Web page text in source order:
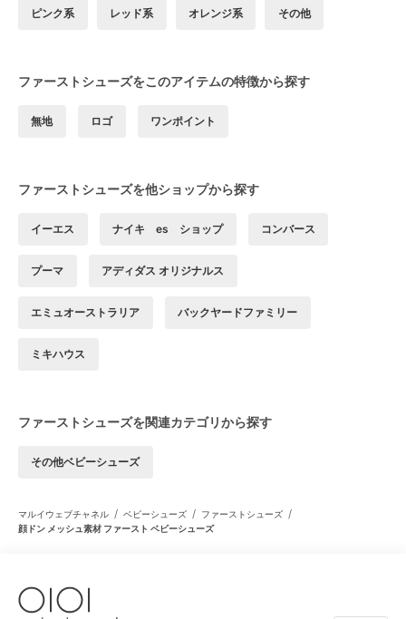
ピンク系 レッド系 オレンジ系 その他
ファーストシューズをこのアイテムの特徴から探す
無地 ロゴ ワンポイント
ファーストシューズを他ショップから探す
イーエス ナイキ es ショップ コンバース
プーマ アディダス オリジナルス
エミュオーストラリア バックヤードファミリー
ミキハウス
ファーストシューズを関連カテゴリから探す
その他ベビーシューズ
マルイウェブチャネル / ベビーシューズ / ファーストシューズ /
顔ドン メッシュ素材 ファースト ベビーシューズ